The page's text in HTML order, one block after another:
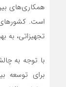
همکاری‌های
است.
تجهیزاتی، به
با توجه به
برای توسعه